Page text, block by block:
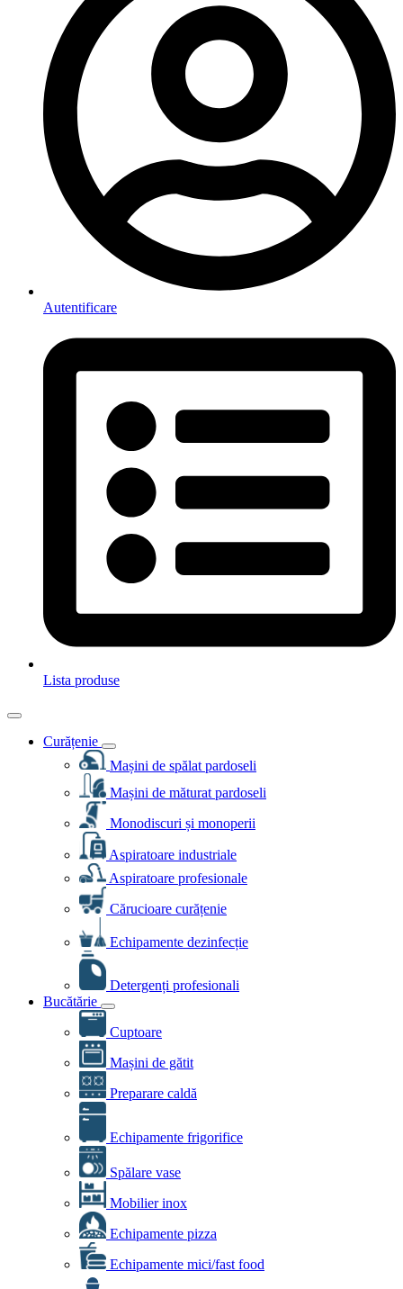
Autentificare
Lista produse
Curățenie
Mașini de spălat pardoseli
Mașini de măturat pardoseli
Monodiscuri și monoperii
Aspiratoare industriale
Aspiratoare profesionale
Cărucioare curățenie
Echipamente dezinfecție
Detergenți profesionali
Bucătărie
Cuptoare
Mașini de gătit
Preparare caldă
Echipamente frigorifice
Spălare vase
Mobilier inox
Echipamente pizza
Echipamente mici/fast food